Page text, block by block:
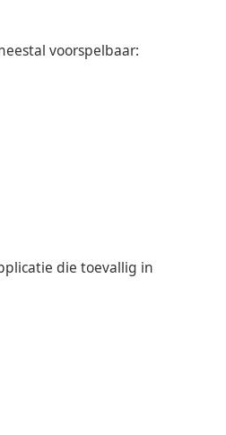
voorspelbaar:
die toevallig in